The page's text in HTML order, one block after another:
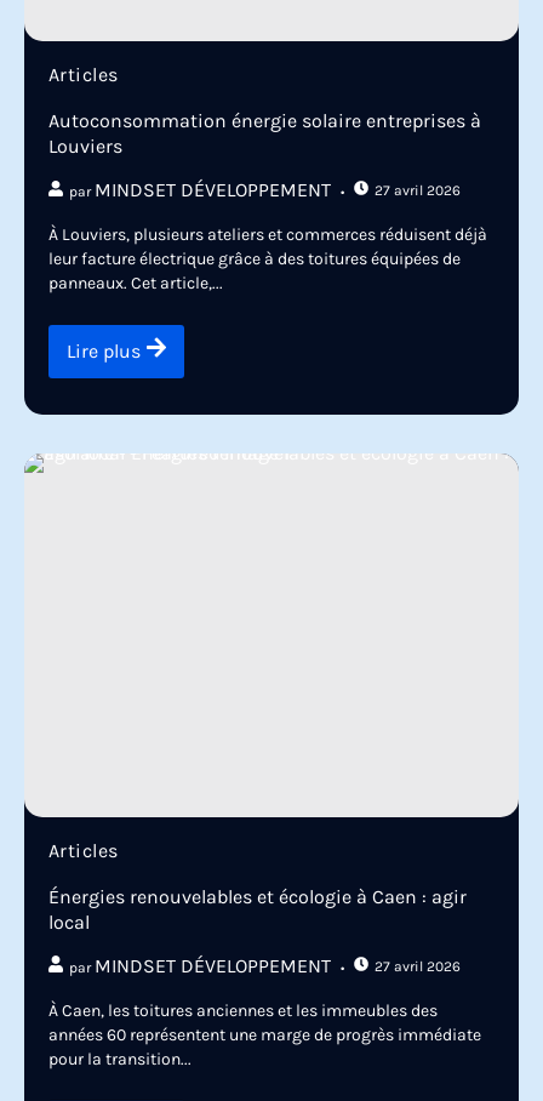
Articles
Autoconsommation énergie solaire entreprises à
Louviers
par MINDSET DÉVELOPPEMENT 27 avril 2026
À Louviers, plusieurs ateliers et commerces réduisent déjà
leur facture électrique grâce à des toitures équipées de
panneaux. Cet article,...
Lire plus
Articles
Énergies renouvelables et écologie à Caen : agir
local
par MINDSET DÉVELOPPEMENT 27 avril 2026
À Caen, les toitures anciennes et les immeubles des
années 60 représentent une marge de progrès immédiate
pour la transition...